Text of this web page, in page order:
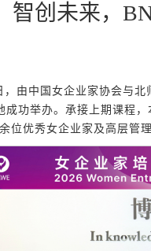
智创未来，
由中国女企业家协会与
成功举办。承接上期课程
位优秀女企业家及高层管